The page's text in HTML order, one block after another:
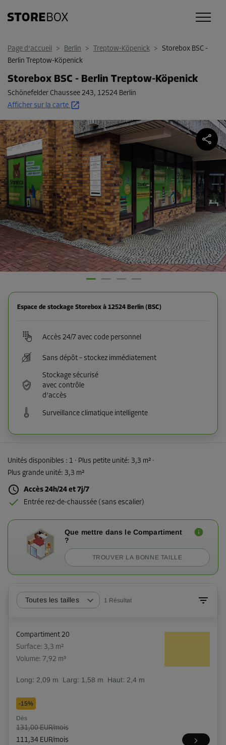
Page d'accueil > Berlin > Treptow-Köpenick > Storebox BSC -
Berlin Treptow-Köpenick
Storebox BSC - Berlin Treptow-Köpenick
Schönefelder Chaussee 243, 12524 Berlin
Afficher sur la carte
Espace de stockage Storebox à 12524 Berlin (BSC)
Accès 24/7 avec code personnel
Sans dépôt – stockez immédiatement
Stockage sécurisé
avec contrôle
d’accès
Surveillance climatique intelligente
Unités disponibles : 1 · Plus petite unité: 3,3 m² ·
Plus grande unité: 3,3 m²
Accès 24h/24 et 7j/7
Entrée rez-de-chaussée (sans escalier)
Que mettre dans le Compartiment
?
TROUVER LA BONNE TAILLE
Toutes les tailles 1 Résultat
Compartiment 20
Surface: 3,3 m²
Volume: 7,92 m³
Long: 2,09 m Larg: 1,58 m Haut: 2,4 m
-15%
Dès
131,00 EUR/mois
111,34 EUR/mois